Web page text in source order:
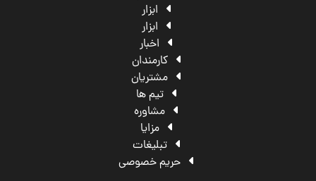
ابزار
ابزار
اخبار
کارمندان
مشتریان
تیم ها
مشاوره
مزایا
تبلیغات
حریم خصوصی